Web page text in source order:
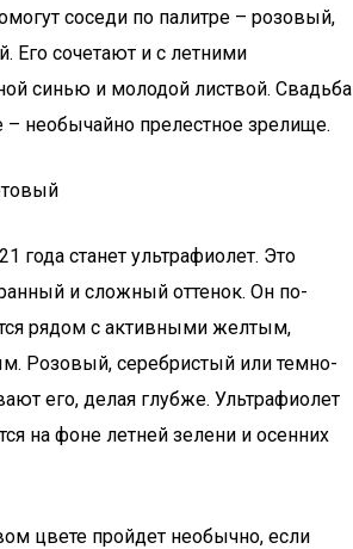
соседи по палитре – розовый,
Его сочетают и с летними
синью и молодой листвой. Свадьба
необычайно прелестное зрелище.
года станет ультрафиолет. Это
и сложный оттенок. Он по-
рядом с активными желтым,
Розовый, серебристый или темно-
его, делая глубже. Ультрафиолет
на фоне летней зелени и осенних
цвете пройдет необычно, если